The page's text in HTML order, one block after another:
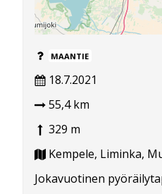
MAANTIE
18.7.2021
55,4 km
329 m
Kempele, Liminka,
Jokavuotinen